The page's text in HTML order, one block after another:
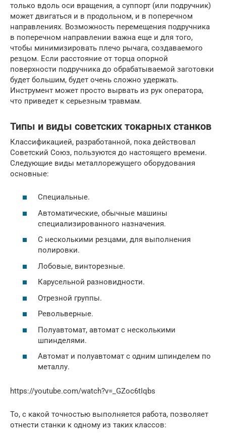
только вдоль оси вращения, а суппорт (или подручник)
может двигаться и в продольном, и в поперечном
направлениях. Возможность перемещения подручника
в поперечном направлении важна еще и для того,
чтобы минимизировать плечо рычага, создаваемого
резцом. Если расстояние от торца опорной
поверхности подручника до обрабатываемой заготовки
будет большим, будет очень сложно удержать.
Инструмент может просто вырвать из рук оператора,
что приведет к серьезным травмам.
Типы и виды советских токарных станков
Классификацией, разработанной, пока действовал
Советский Союз, пользуются до настоящего времени.
Следующие виды металлорежущего оборудования
основные:
Специальные.
Автоматические, обычные машины
специализированного назначения.
С несколькими резцами, для выполнения
полировки.
Лобовые, винторезные.
Карусельной разновидности.
Отрезной группы.
Револьверные.
Полуавтомат, автомат с несколькими
шпинделями.
Автомат и полуавтомат с одним шпинделем по
металлу.
https://youtube.com/watch?v=_GZoc6tIqbs
То, с какой точностью выполняется работа, позволяет
отнести станки к одному из таких классов: